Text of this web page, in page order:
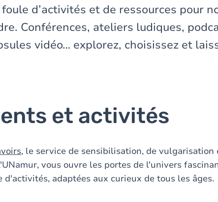
d’activités et de ressources pour
Conférences, ateliers ludiques,
vidéo… explorez, choisissez et
et activités
, le service de sensibilisation, de
vous ouvre les portes de l'univers
d'activités, adaptées aux curieux de tous les âges.